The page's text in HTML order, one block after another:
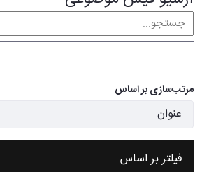
مرتب‌سازی بر اساس
فیلتر بر اساس